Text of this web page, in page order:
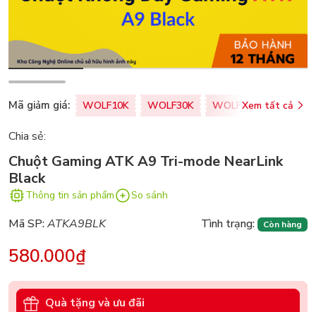
Mã giảm giá: WOLF10K WOLF30K WOLF50KXem tất cả
Chia sẻ:
Chuột Gaming ATK A9 Tri-mode NearLink
Black
Thông tin sản phẩm So sánh
Mã SP:ATKA9BLK Tình trạng: Còn hàng
580.000₫
Quà tặng và ưu đãi